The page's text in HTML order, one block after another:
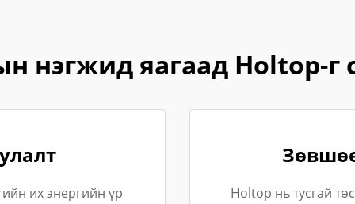
нэгжид яагаад Holtop-г
их энергийн үр
Holtop нь тусгай